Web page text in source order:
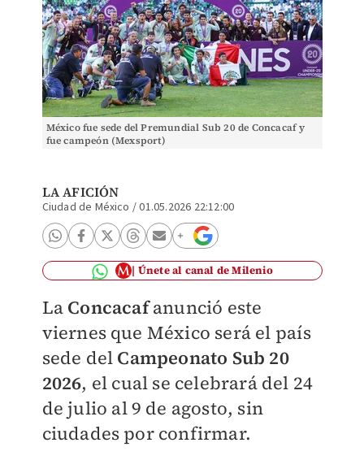
México fue sede del Premundial Sub 20 de Concacaf y
fue campeón (Mexsport)
LA AFICIÓN
Ciudad de México /01.05.2026 22:12:00
Únete al canal de Milenio
La Concacafanunció este
viernes que México será el país
sede del Campeonato Sub 20
2026, el cual se celebrará del 24
de julio al 9 de agosto, sin
ciudades por confirmar.